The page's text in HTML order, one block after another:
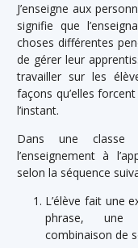
J’enseigne aux
signifie que
choses différentes
de gérer leur
travailler sur les
façons qu’elles
l’instant.
Dans une classe
l’enseignement à
selon la séquence
L’élève fait une
phrase, une
combinaison de